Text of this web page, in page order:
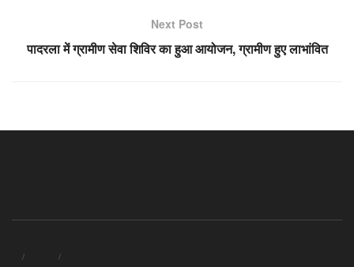
Next Post
पादरला में ग्रामीण सेवा शिविर का हुआ आयोजन, ग्रामीण हुए लाभांवित